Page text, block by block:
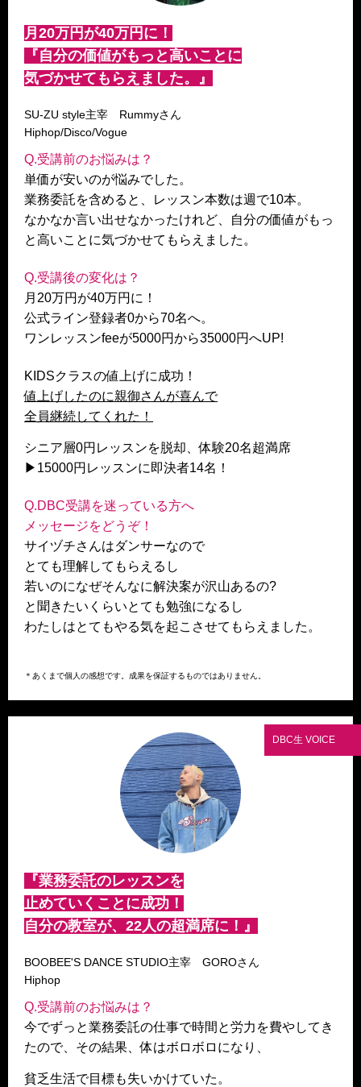
月20万円が40万円に！
『自分の価値がもっと高いことに
気づかせてもらえました。』
SU-ZU style主宰 Rummyさん
Hiphop/Disco/Vogue
Q.受講前のお悩みは？
単価が安いのが悩みでした。
業務委託を含めると、レッスン本数は週で10本。
なかなか言い出せなかったけれど、自分の価値がもっ
と高いことに気づかせてもらえました。
Q.受講後の変化は？
月20万円が40万円に！
公式ライン登録者0から70名へ。
ワンレッスンfeeが5000円から35000円へUP!
KIDSクラスの値上げに成功！
値上げしたのに親御さんが喜んで
全員継続してくれた！
シニア層0円レッスンを脱却、体験20名超満席
▶︎15000円レッスンに即決者14名！
Q.DBC受講を迷っている方へ
メッセージをどうぞ！
サイヅチさんはダンサーなので
とても理解してもらえるし
若いのになぜそんなに解決案が沢山あるの?
と聞きたいくらいとても勉強になるし
わたしはとてもやる気を起こさせてもらえました。
＊あくまで個人の感想です。成果を保証するものではありません。
『業務委託のレッスンを
止めていくことに成功！
自分の教室が、22人の超満席に！』
BOOBEE'S DANCE STUDIO主宰 GOROさん
Hiphop
Q.受講前のお悩みは？
今でずっと業務委託の仕事で時間と労力を費やしてき
たので、その結果、体はボロボロになり、
貧乏生活で目標も失いかけていた。
DBC生 VOICE